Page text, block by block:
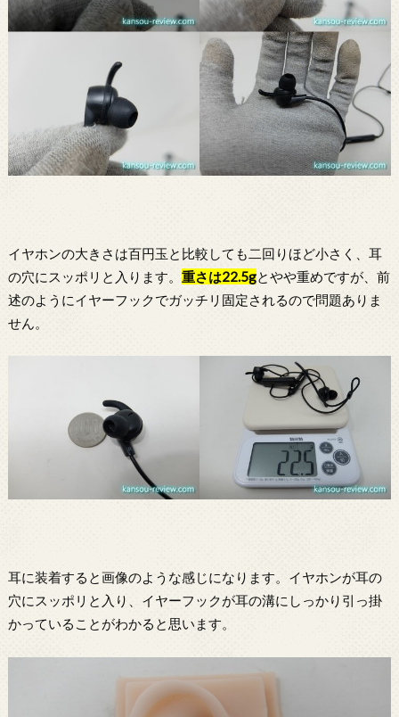
イヤホンの大きさは百円玉と比較しても二回りほど小さく、耳
の穴にスッポリと入ります。 重さは22.5gとやや重めですが、前
述のようにイヤーフックでガッチリ固定されるので問題ありま
せん。
耳に装着すると画像のような感じになります。イヤホンが耳の
穴にスッポリと入り、イヤーフックが耳の溝にしっかり引っ掛
かっていることがわかると思います。